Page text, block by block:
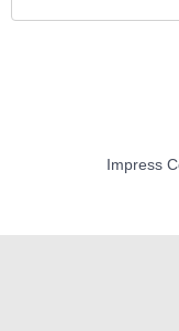
Impress